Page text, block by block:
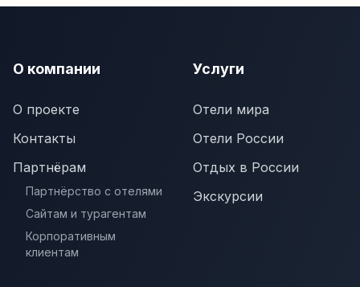
О компании
О проекте
Контакты
Партнёрам
Партнёрство с отелями
Сайтам и турагентам
Корпоративным
клиентам
Услуги
Отели мира
Отели России
Отдых в России
Экскурсии